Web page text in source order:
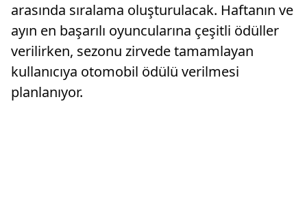
arasında sıralama oluşturulacak. Haftanın ve
ayın en başarılı oyuncularına çeşitli ödüller
verilirken, sezonu zirvede tamamlayan
kullanıcıya otomobil ödülü verilmesi
planlanıyor.